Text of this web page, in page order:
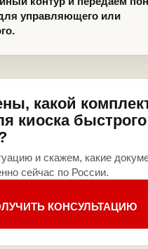
управляющего или
какой
киоска быстрого
и скажем, какие
сейчас по России.
КОНСУЛЬТАЦИЮ